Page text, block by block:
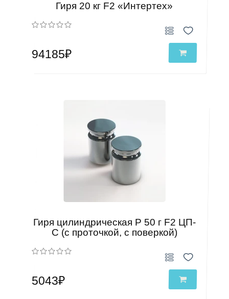
Гиря 20 кг F2 «Интертех»
94185₽
Гиря цилиндрическая Р 50 г F2 ЦП-
С (с проточкой, с поверкой)
5043₽